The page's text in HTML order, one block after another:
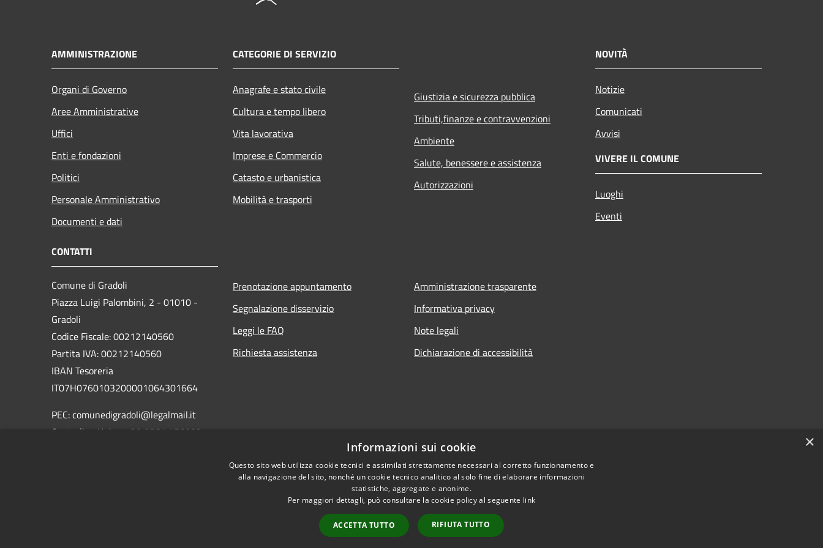
AMMINISTRAZIONE
Organi di Governo
Aree Amministrative
Uffici
Enti e fondazioni
Politici
Personale Amministrativo
Documenti e dati
CATEGORIE DI SERVIZIO
Anagrafe e stato civile
Cultura e tempo libero
Vita lavorativa
Imprese e Commercio
Catasto e urbanistica
Mobilità e trasporti
Giustizia e sicurezza pubblica
Tributi,finanze e contravvenzioni
Ambiente
Salute, benessere e assistenza
Autorizzazioni
NOVITÀ
Notizie
Comunicati
Avvisi
VIVERE IL COMUNE
Luoghi
Eventi
CONTATTI
Comune di Gradoli
Piazza Luigi Palombini, 2 - 01010 -
Gradoli
Codice Fiscale: 00212140560
Partita IVA: 00212140560
IBAN Tesoreria
IT07H0760103200001064301664
PEC: comunedigradoli@legalmail.it
Centralino Unico: +39 0761 456082
Prenotazione appuntamento
Segnalazione disservizio
Leggi le FAQ
Richiesta assistenza
Amministrazione trasparente
Informativa privacy
Note legali
Dichiarazione di accessibilità
×
Informazioni sui cookie
Questo sito web utilizza cookie tecnici e assimilati strettamente necessari al corretto funzionamento e
alla navigazione del sito, nonché un cookie tecnico analitico al solo fine di elaborare informazioni
statistiche, aggregate e anonime.
Per maggiori dettagli, può consultare la cookie policy al seguente link
ACCETTA TUTTO RIFIUTA TUTTO